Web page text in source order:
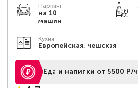
Паркинг
на 10
машин
Кухня
Европейская, чешская
Еда и напитки от 5500 Р/